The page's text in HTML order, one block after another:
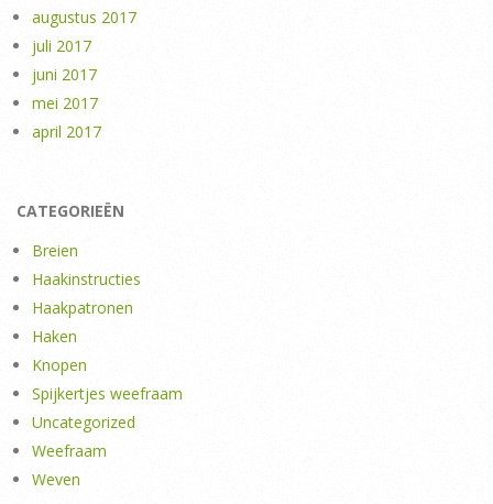
augustus 2017
juli 2017
juni 2017
mei 2017
april 2017
CATEGORIEËN
Breien
Haakinstructies
Haakpatronen
Haken
Knopen
Spijkertjes weefraam
Uncategorized
Weefraam
Weven